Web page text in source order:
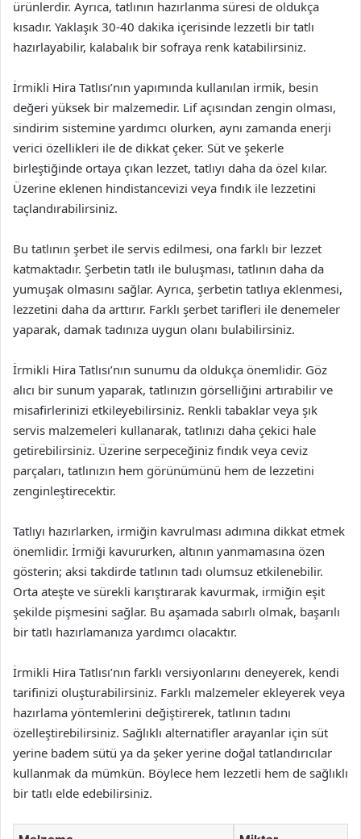
ürünlerdir. Ayrıca, tatlının hazırlanma süresi de oldukça
kısadır. Yaklaşık 30-40 dakika içerisinde lezzetli bir tatlı
hazırlayabilir, kalabalık bir sofraya renk katabilirsiniz.
İrmikli Hira Tatlısı’nın yapımında kullanılan irmik, besin
değeri yüksek bir malzemedir. Lif açısından zengin olması,
sindirim sistemine yardımcı olurken, aynı zamanda enerji
verici özellikleri ile de dikkat çeker. Süt ve şekerle
birleştiğinde ortaya çıkan lezzet, tatlıyı daha da özel kılar.
Üzerine eklenen hindistancevizi veya fındık ile lezzetini
taçlandırabilirsiniz.
Bu tatlının şerbet ile servis edilmesi, ona farklı bir lezzet
katmaktadır. Şerbetin tatlı ile buluşması, tatlının daha da
yumuşak olmasını sağlar. Ayrıca, şerbetin tatlıya eklenmesi,
lezzetini daha da arttırır. Farklı şerbet tarifleri ile denemeler
yaparak, damak tadınıza uygun olanı bulabilirsiniz.
İrmikli Hira Tatlısı’nın sunumu da oldukça önemlidir. Göz
alıcı bir sunum yaparak, tatlınızın görselliğini artırabilir ve
misafirlerinizi etkileyebilirsiniz. Renkli tabaklar veya şık
servis malzemeleri kullanarak, tatlınızı daha çekici hale
getirebilirsiniz. Üzerine serpeceğiniz fındık veya ceviz
parçaları, tatlınızın hem görünümünü hem de lezzetini
zenginleştirecektir.
Tatlıyı hazırlarken, irmiğin kavrulması adımına dikkat etmek
önemlidir. İrmiği kavururken, altının yanmamasına özen
gösterin; aksi takdirde tatlının tadı olumsuz etkilenebilir.
Orta ateşte ve sürekli karıştırarak kavurmak, irmiğin eşit
şekilde pişmesini sağlar. Bu aşamada sabırlı olmak, başarılı
bir tatlı hazırlamanıza yardımcı olacaktır.
İrmikli Hira Tatlısı’nın farklı versiyonlarını deneyerek, kendi
tarifinizi oluşturabilirsiniz. Farklı malzemeler ekleyerek veya
hazırlama yöntemlerini değiştirerek, tatlının tadını
özelleştirebilirsiniz. Sağlıklı alternatifler arayanlar için süt
yerine badem sütü ya da şeker yerine doğal tatlandırıcılar
kullanmak da mümkün. Böylece hem lezzetli hem de sağlıklı
bir tatlı elde edebilirsiniz.